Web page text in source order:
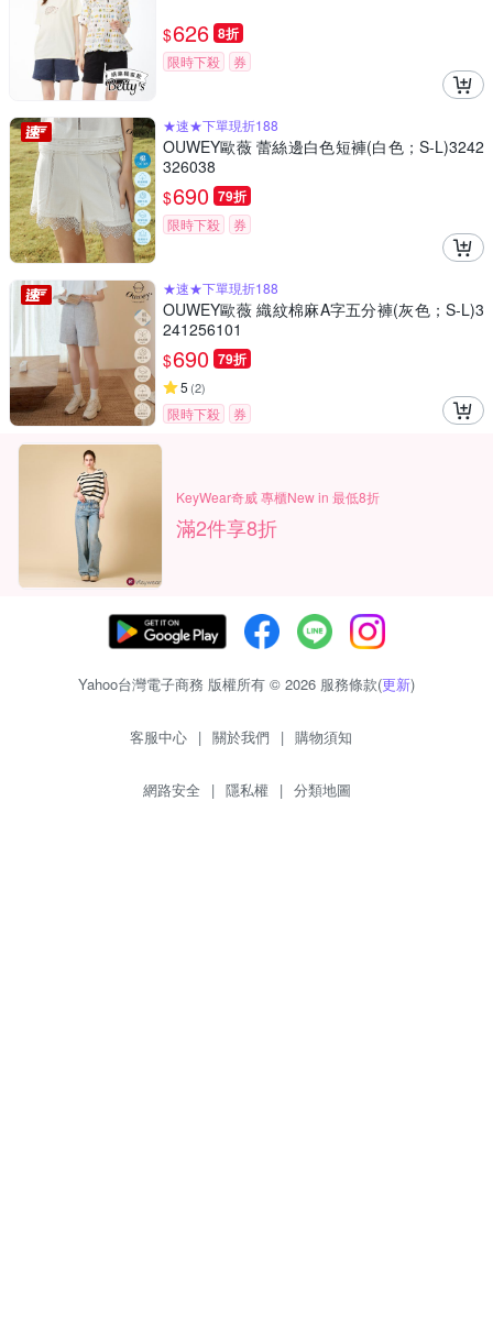
$626 8折
限時下殺 券
★速★下單現折188
OUWEY歐薇 蕾絲邊白色短褲(白色；S-L)3242
326038
$690 79折
限時下殺 券
★速★下單現折188
OUWEY歐薇 織紋棉麻A字五分褲(灰色；S-L)3
241256101
$690 79折
5 (2)
限時下殺 券
KeyWear奇威 專櫃New in 最低8折
滿2件享8折
Yahoo台灣電子商務 版權所有 © 2026 服務條款(更新)
客服中心 | 關於我們 | 購物須知
網路安全 | 隱私權 | 分類地圖